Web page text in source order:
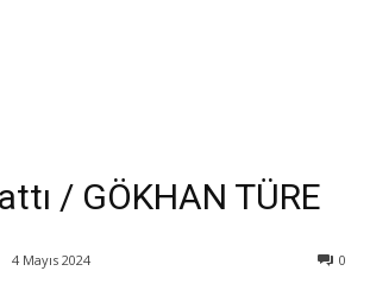
/ GÖKHAN TÜRE
4 Mayıs 2024 0